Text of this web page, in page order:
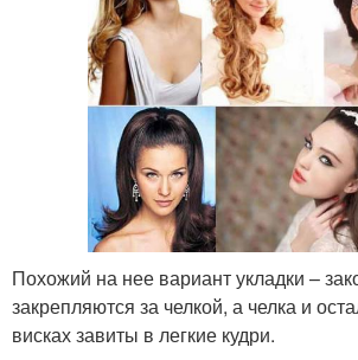
Похожий на нее вариант укладки –
закрепляются за челкой, а челка и
висках завиты в легкие кудри.